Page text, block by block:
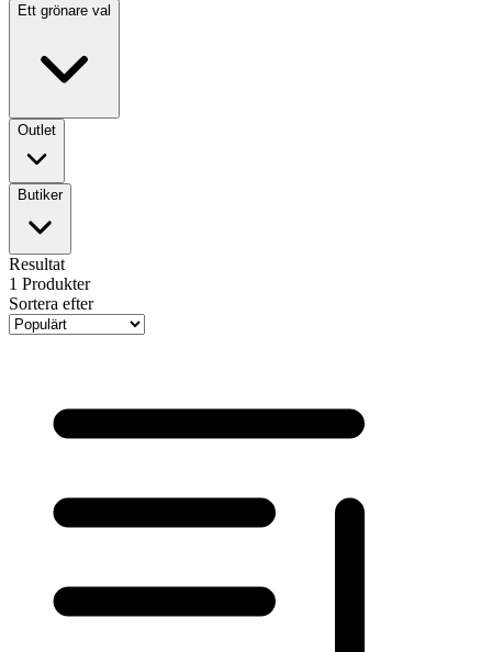
Ett grönare val
Outlet
Butiker
Resultat
1 Produkter
Sortera efter